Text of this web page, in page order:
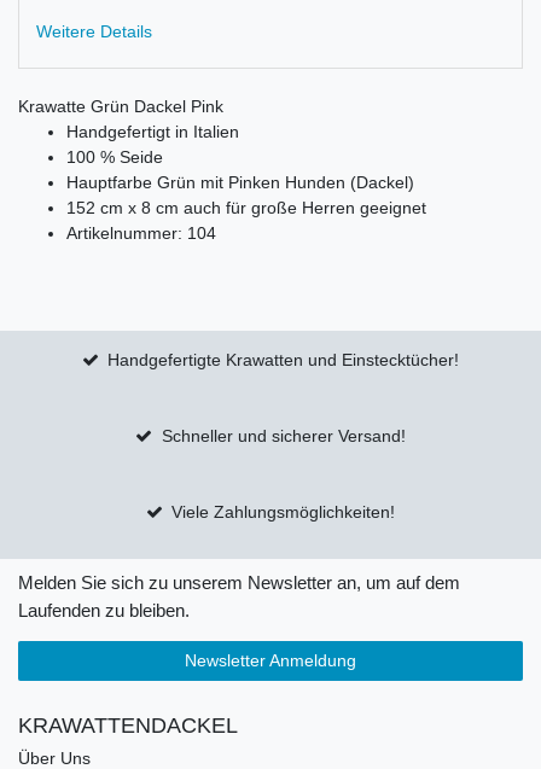
Weitere Details
Krawatte Grün Dackel Pink
Handgefertigt in Italien
100 % Seide
Hauptfarbe Grün mit Pinken Hunden (Dackel)
152 cm x 8 cm auch für große Herren geeignet
Artikelnummer: 104
Handgefertigte Krawatten und Einstecktücher!
Schneller und sicherer Versand!
Viele Zahlungsmöglichkeiten!
Melden Sie sich zu unserem Newsletter an, um auf dem
Laufenden zu bleiben.
Newsletter Anmeldung
KRAWATTENDACKEL
Über Uns